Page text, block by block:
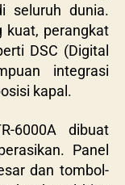
seluruh dunia.
kuat, perangkat
DSC (Digital
integrasi
kapal.
6000A dibuat
Panel
dan tombol-